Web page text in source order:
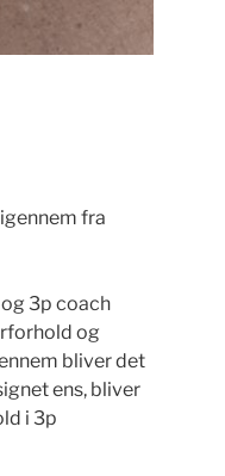
fra
3p coach
og
bliver det
ens, bliver
i 3p